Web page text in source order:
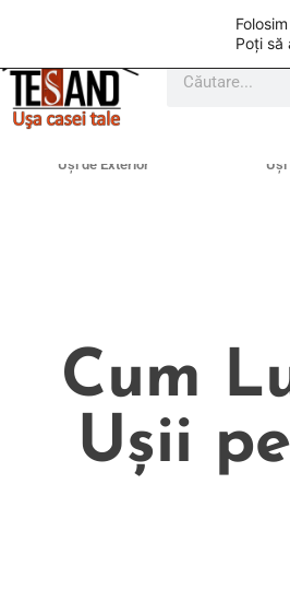
Uși de Exterior Uși
Cum
Ușii
Poți să